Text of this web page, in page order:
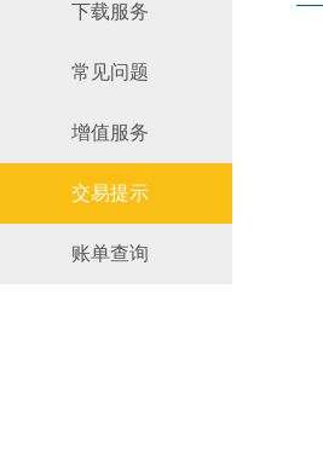
下载服务
常见问题
增值服务
交易提示
账单查询